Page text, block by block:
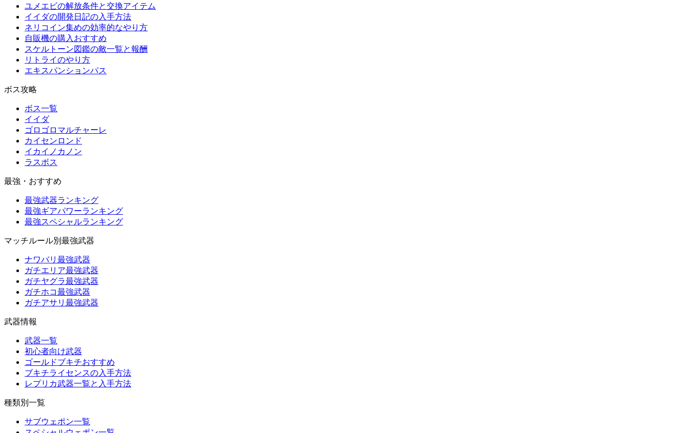
ユメエビの解放条件と交換アイテム
イイダの開発日記の入手方法
ネリコイン集めの効率的なやり方
自販機の購入おすすめ
スケルトーン図鑑の敵一覧と報酬
リトライのやり方
エキスパンションパス
ボス攻略
ボス一覧
イイダ
ゴロゴロマルチャーレ
カイセンロンド
イカイノカノン
ラスボス
最強・おすすめ
最強武器ランキング
最強ギアパワーランキング
最強スペシャルランキング
マッチルール別最強武器
ナワバリ最強武器
ガチエリア最強武器
ガチヤグラ最強武器
ガチホコ最強武器
ガチアサリ最強武器
武器情報
武器一覧
初心者向け武器
ゴールドブキチおすすめ
ブキチライセンスの入手方法
レプリカ武器一覧と入手方法
種類別一覧
サブウェポン一覧